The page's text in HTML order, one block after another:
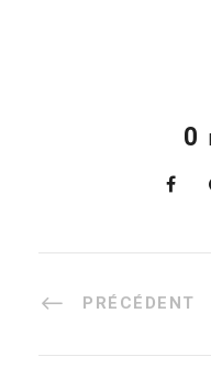
0
PRÉCÉDENT